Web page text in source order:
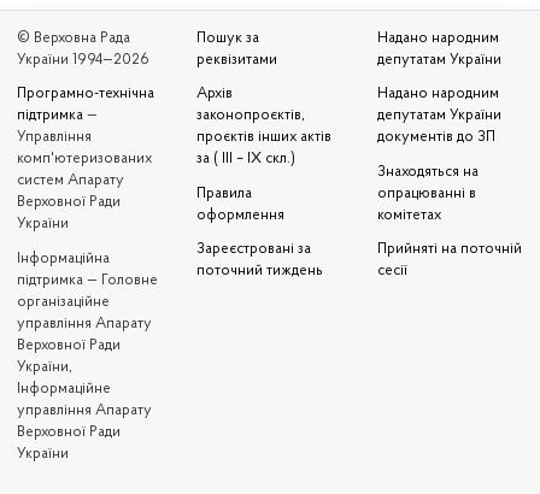
© Верховна Рада
України 1994—2026
Програмно-технічна
підтримка —
Управління
комп'ютеризованих
систем Апарату
Верховної Ради
України
Iнформаційна
підтримка — Головне
організаційне
управління Апарату
Верховної Ради
України,
Інформаційне
управління Апарату
Верховної Ради
України
Пошук за
реквізитами
Архів
законопроєктів,
проєктів інших актів
за ( III – IX скл.)
Правила
оформлення
Зареєстровані за
поточний тиждень
Надано народним
депутатам України
Надано народним
депутатам України
документів до ЗП
Знаходяться на
опрацюванні в
комітетах
Прийняті на поточній
сесії